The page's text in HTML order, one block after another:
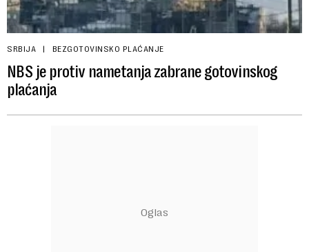
SRBIJA BEZGOTOVINSKO PLAĆANJE
NBS je protiv nametanja zabrane gotovinskog
plaćanja